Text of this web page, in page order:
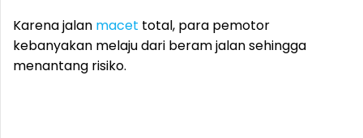
Karena jalan macet total, para pemotor
kebanyakan melaju dari beram jalan sehingga
menantang risiko.